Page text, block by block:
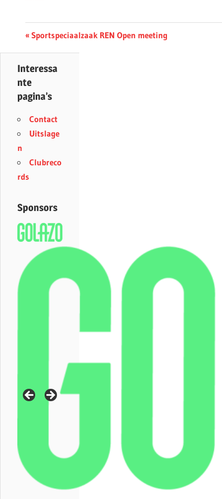
Berichtnavigatie
Previous
Sportspeciaalzaak REN Open meeting
Interessa
nte
pagina’s
Contact
Uitslage
n
Clubreco
rds
Sponsors